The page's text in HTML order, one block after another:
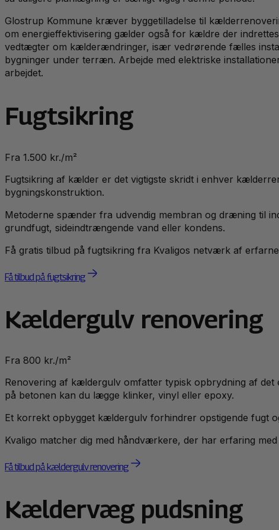
Glostrup Kommune kræver byggetilladelse til
om energieffektivisering gælder også for kældre der
vedtægter om kælderændringer, især vedrørende fælles
bygninger under terræn. Arbejde med elektriske
arbejdet.
Fugtsikring
Fra 1.500 kr./m²
Fugtsikring af kælder er det vigtigste skridt i enhver
bygningskonstruktion.
Metoderne spænder fra udvendig membran og dræning til
grundfugt, sideindtrængende vand eller kondens.
Få gratis tilbud på fugtsikring fra Kvaligos netværk af
Få tilbud på fugtsikring
Kældergulv renovering
Fra 800 kr./m²
Renovering af kældergulv omfatter typisk opbrydning af
på betonen kan du lægge klinker, vinyl eller epoxy.
Et korrekt opbygget kældergulv forhindrer opstigende fugt
Kvaligo matcher dig med håndværkere, der har erfaring
Få tilbud på kældergulv renovering
Kældervæg pudsning